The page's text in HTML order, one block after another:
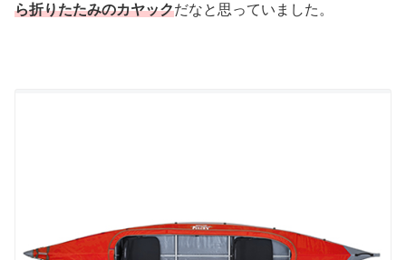
ら折りたたみのカヤックだなと思っていました。